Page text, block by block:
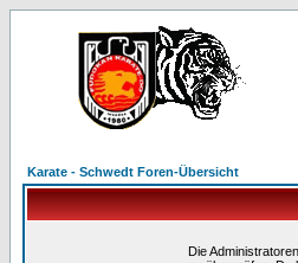
Karate - Schwedt Foren-Übersicht
Die